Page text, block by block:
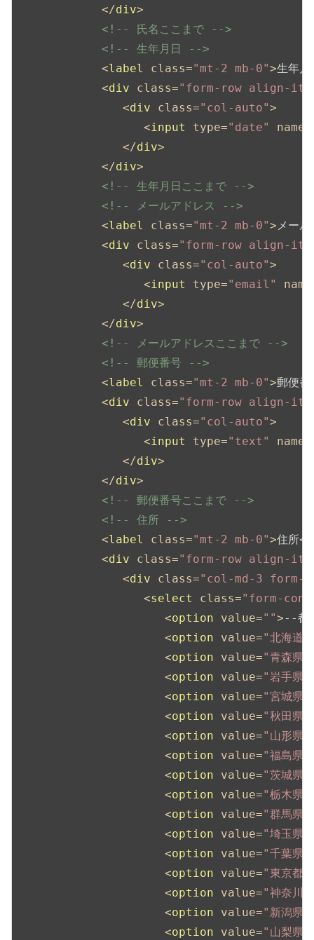
</div>
<!-- 氏名ここまで -->
<!-- 生年月日 -->
<label class="mt-2 mb-0">生年月
<div class="form-row align-
<div class="col-auto">
<input type="date" name
</div>
</div>
<!-- 生年月日ここまで -->
<!-- メールアドレス -->
<label class="mt-2 mb-0">メー
<div class="form-row align-
<div class="col-auto">
<input type="email" name
</div>
</div>
<!-- メールアドレスここまで -->
<!-- 郵便番号 -->
<label class="mt-2 mb-0">郵便番
<div class="form-row align-
<div class="col-auto">
<input type="text" name
</div>
</div>
<!-- 郵便番号ここまで -->
<!-- 住所 -->
<label class="mt-2 mb-0">住所</
<div class="form-row align-
<div class="col-md-3 form-
<select class="form-
<option value="">--都
<option value="北海道"
<option value="青森県"
<option value="岩手県"
<option value="宮城県"
<option value="秋田県"
<option value="山形県"
<option value="福島県"
<option value="茨城県"
<option value="栃木県"
<option value="群馬県"
<option value="埼玉県"
<option value="千葉県"
<option value="東京都"
<option value="神奈川
<option value="新潟県"
<option value="山梨県"